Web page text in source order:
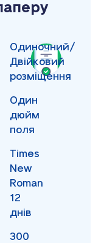
Одиночний/
Двійковий
розміщення
Один
дюйм
поля
Times
New
Roman
12
днів
300